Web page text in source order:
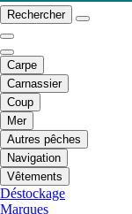
Rechercher
Carpe
Carnassier
Coup
Mer
Autres pêches
Navigation
Vêtements
Déstockage
Marques